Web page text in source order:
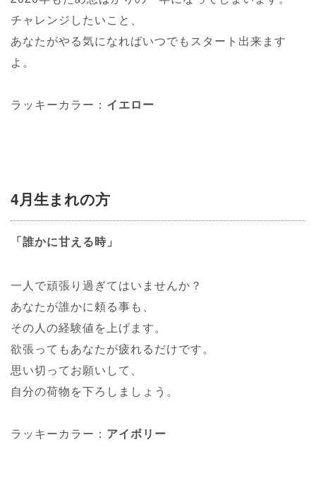
チャレンジしたいこと、
あなたがやる気になればいつでもスタート出来ます
よ。
ラッキーカラー： イエロー
4月生まれの方
「誰かに甘える時」
一人で頑張り過ぎてはいませんか？
あなたが誰かに頼る事も、
その人の経験値を上げます。
欲張ってもあなたが疲れるだけです。
思い切ってお願いして、
自分の荷物を下ろしましょう。
ラッキーカラー： アイボリー